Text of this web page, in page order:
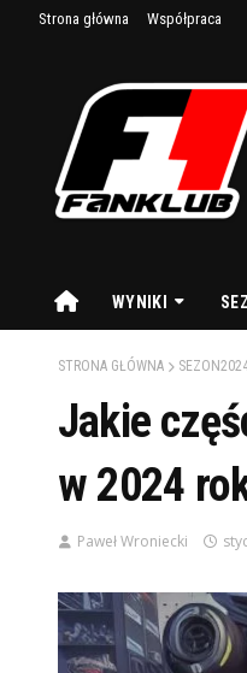
Strona główna Współpraca
WYNIKI
STRONA GŁÓWNA
Jakie
w 2024
Paweł Wroniecki